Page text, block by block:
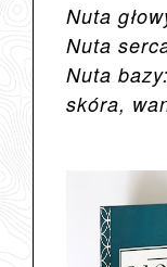
Nuta
Nuta
Nuta
skóra,